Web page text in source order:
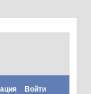
Войти